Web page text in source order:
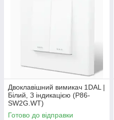
Двоклавішний вимикач 1DAL |
Білий, З індикацією (P86-
SW2G.WT)
Готово до відправки